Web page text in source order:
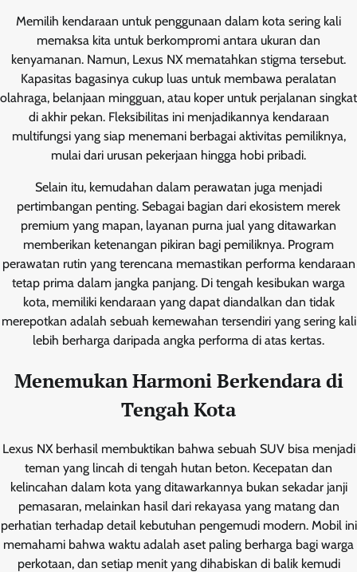
Memilih kendaraan untuk penggunaan dalam kota sering kali
memaksa kita untuk berkompromi antara ukuran dan
kenyamanan. Namun, Lexus NX mematahkan stigma tersebut.
Kapasitas bagasinya cukup luas untuk membawa peralatan
olahraga, belanjaan mingguan, atau koper untuk perjalanan singkat
di akhir pekan. Fleksibilitas ini menjadikannya kendaraan
multifungsi yang siap menemani berbagai aktivitas pemiliknya,
mulai dari urusan pekerjaan hingga hobi pribadi.
Selain itu, kemudahan dalam perawatan juga menjadi
pertimbangan penting. Sebagai bagian dari ekosistem merek
premium yang mapan, layanan purna jual yang ditawarkan
memberikan ketenangan pikiran bagi pemiliknya. Program
perawatan rutin yang terencana memastikan performa kendaraan
tetap prima dalam jangka panjang. Di tengah kesibukan warga
kota, memiliki kendaraan yang dapat diandalkan dan tidak
merepotkan adalah sebuah kemewahan tersendiri yang sering kali
lebih berharga daripada angka performa di atas kertas.
Menemukan Harmoni Berkendara di
Tengah Kota
Lexus NX berhasil membuktikan bahwa sebuah SUV bisa menjadi
teman yang lincah di tengah hutan beton. Kecepatan dan
kelincahan dalam kota yang ditawarkannya bukan sekadar janji
pemasaran, melainkan hasil dari rekayasa yang matang dan
perhatian terhadap detail kebutuhan pengemudi modern. Mobil ini
memahami bahwa waktu adalah aset paling berharga bagi warga
perkotaan, dan setiap menit yang dihabiskan di balik kemudi